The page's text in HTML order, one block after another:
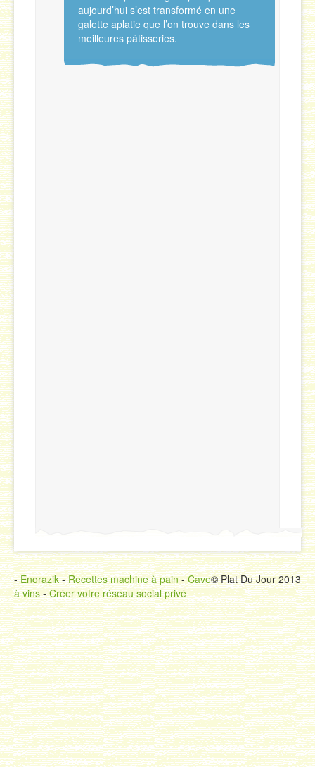
aujourd’hui s’est transformé en une
galette aplatie que l’on trouve dans les
meilleures pâtisseries.
© Plat Du Jour 2013
-Enorazik-Recettes machine à pain-Cave
à vins-Créer votre réseau social privé